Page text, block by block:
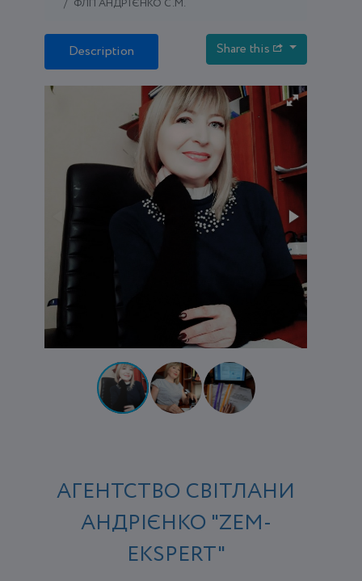
ФЛП АНДРІЄНКО С.М.
Description Share this
АГЕНТСТВО СВІТЛАНИ
АНДРІЄНКО "ZEM-
EKSPERT"